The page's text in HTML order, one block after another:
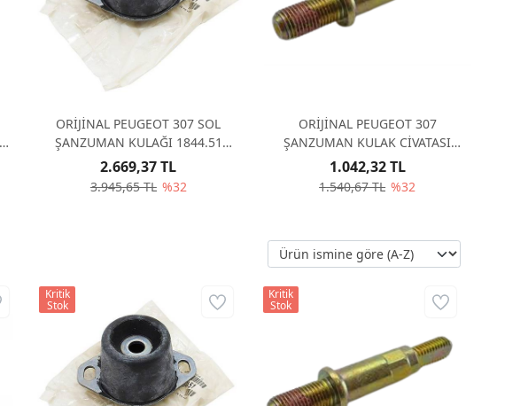
ORİJİNAL PEUGEOT 307 SOL
ŞANZUMAN KULAĞI 1844.51
184451
3.945,65 TL %32
2.669,37 TL
ORİJİNAL PEUGEOT 307
ŞANZUMAN KULAK CİVATASI
1840.28 184028
1.540,67 TL %32
1.042,32 TL
Kritik
Stok
Kritik
Stok